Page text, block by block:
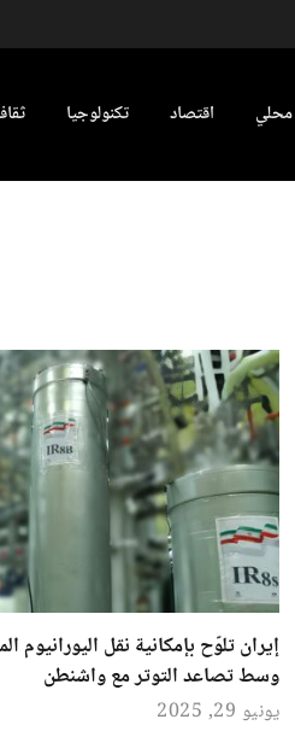
محلي اقتصاد تكنولوجيا
إيران تلوّح بإمكانية نقل
وسط تصاعد التوتر مع واشنطن
يونيو 29, 2025